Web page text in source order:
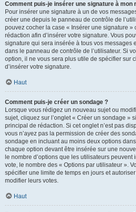
Comment puis-je insérer une signature à mon
Pour insérer une signature à un de vos
créer une depuis le panneau de contrôle de
pouvez cocher la case « Insérer une signature »
rédaction afin d’insérer votre signature. Vous
signature qui sera insérée à tous vos messages
dans le panneau de contrôle de l’utilisateur. Si
option, il ne vous sera plus utile de spécifier sur
d’insérer votre signature.
Haut
Comment puis-je créer un sondage ?
Lorsque vous rédigez un nouveau sujet ou
sujet, cliquez sur l’onglet « Créer un sondage »
principal de rédaction. Si cet onglet n’est pas
vous n’ayez pas la permission de créer des
sondage en incluant au moins deux options
chaque option devant être insérée sur une
le nombre d’options que les utilisateurs peuvent
vote, le nombre des « Options par utilisateur ».
spécifier une limite de temps en jours et
modifier leurs votes.
Haut